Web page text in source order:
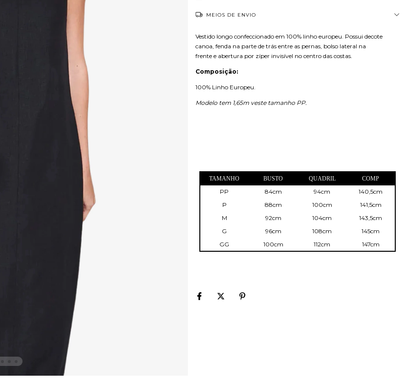
MEIOS DE ENVIO
Vestido longo confeccionado em 100% linho europeu. Possui decote
canoa, fenda na parte de trás entre as pernas, bolso lateral na
frente e abertura por zíper invisível no centro das costas.
Composição:
100% Linho Europeu.
Modelo tem 1,65m veste tamanho PP.
TAMANHO BUSTO QUADRIL COMP
PP 84cm 94cm
140,5cm
P
88cm 100cm
141,5cm
M
92cm 104cm
143,5cm
G
96cm 108cm
145cm
GG
100cm 112cm 147cm